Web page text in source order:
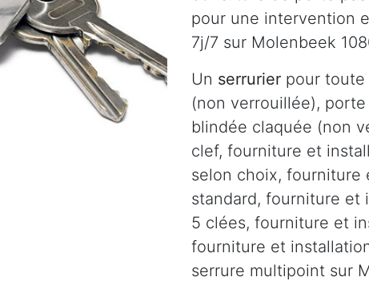
pour une intervention
7j/7 sur Molenbeek
Un serrurier pour
(non verrouillée),
blindée claquée (non
clef, fourniture et
selon choix, fourniture
standard, fourniture et
5 clées, fourniture et
fourniture et
serrure multipoint sur